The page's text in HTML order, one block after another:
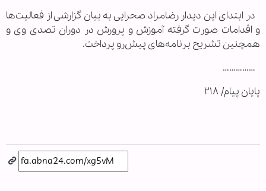
در ابتدای این دیدار رضامراد صحرایی به بیان گزارشی از فعالیت‌ها
و اقدامات صورت گرفته آموزش و پرورش در دوران تصدی وی و
همچنین تشریح برنامه‌های پیش‌رو پرداخت.
……………
پایان پیام/ ۲۱۸